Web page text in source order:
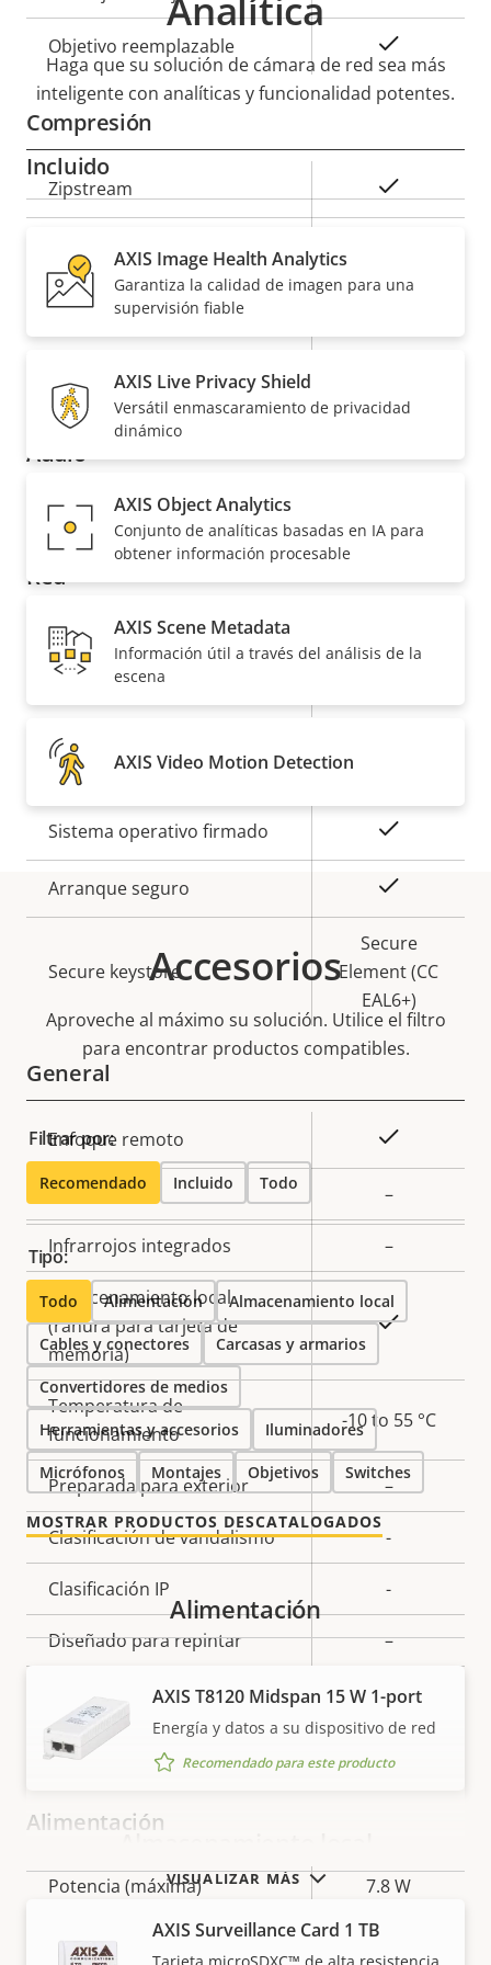
Objetivo reemplazable
Compresión
Descripción
de
la
Zipstream
H.264
High, Main
AV1
Audio
Descripción
de
Valor de
la
Compatibilidad de audio
Red
Descripción
de
Valor de
Clase de PoE
Seguridad
Descripción
de
propiedad
Valor de
la
Sistema operativo firmado
Arranque seguro
Secure keystore
Secure
Element (CC
EAL6+)
General
Descripción
de
propiedad
la
propiedad
Enfoque remoto
Zoom remoto –
Infrarrojos integrados –
Almacenamiento local
(ranura para tarjeta de
memoria)
Sí
Temperatura de
funcionamiento
-10 to 55 °C
Preparada para exterior –
Clasificación de vandalismo -
Clasificación IP -
Diseñado para repintar –
Sostenibilidad
BFR/CFR
free, PVC
Alimentación
Descripción
propiedad
Valor de
propiedad
Potencia (máxima) 7.8 W
Alimentación (media) 3.2 W
Analítica
Haga que su solución de cámara de red sea más
inteligente con analíticas y funcionalidad potentes.
Incluido
AXIS Image Health Analytics
Garantiza la calidad de imagen para una
supervisión fiable
AXIS Live Privacy Shield
Versátil enmascaramiento de privacidad
dinámico
AXIS Object Analytics
Conjunto de analíticas basadas en IA para
obtener información procesable
AXIS Scene Metadata
Información útil a través del análisis de la
escena
AXIS Video Motion Detection
Accesorios
Aproveche al máximo su solución. Utilice el filtro
para encontrar productos compatibles.
Filtrar por:
Recomendado Incluido Todo
Tipo:
Todo Alimentación Almacenamiento local
Cables y conectores Carcasas y armarios
Convertidores de medios
Herramientas y accesorios Iluminadores
Micrófonos Montajes Objetivos Switches
MOSTRAR PRODUCTOS DESCATALOGADOS
VISUALIZAR MÁS
Alimentación
AXIS T8120 Midspan 15 W 1-port
Energía y datos a su dispositivo de red
Recomendado para este producto
AXIS Surveillance Card 1 TB